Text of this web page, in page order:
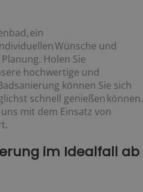
ein
Wünsche und
Holen Sie
hochwertige und
können Sie sich
schnell genießen können.
mit dem Einsatz von
im Idealfall ab